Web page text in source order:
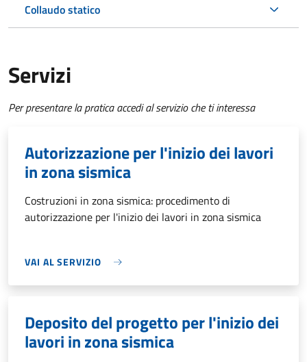
Collaudo statico
Servizi
Per presentare la pratica accedi al servizio che ti interessa
Autorizzazione per l'inizio dei lavori
in zona sismica
Costruzioni in zona sismica: procedimento di
autorizzazione per l'inizio dei lavori in zona sismica
VAI AL SERVIZIO
Deposito del progetto per l'inizio dei
lavori in zona sismica